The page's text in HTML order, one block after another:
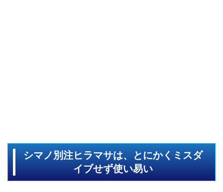
シマノ別注ヒラマサは、とにかくミスダ
イブせず使い易い